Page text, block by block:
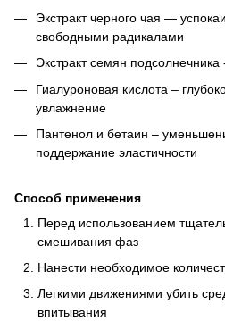
Экстракт черного чая —
свободными радикалами
Экстракт семян подсолнечника
Гиалуроновая кислота –
увлажнение
Пантенол и бетаин –
поддержание эластичности
Способ применения
Перед использованием
смешивания фаз
Нанести необходимое
Легкими движениями убить
впитывания